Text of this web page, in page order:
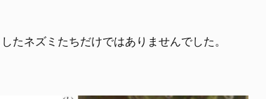
たネズミたちだけではありませんでした。